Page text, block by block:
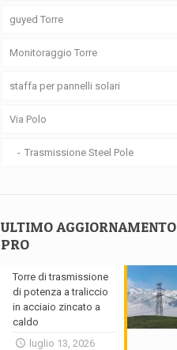
guyed Torre
Monitoraggio Torre
staffa per pannelli solari
Via Polo
Trasmissione Steel Pole
ULTIMO AGGIORNAMENTO
PRO
Torre di trasmissione
di potenza a traliccio
in acciaio zincato a
caldo
luglio 13, 2026